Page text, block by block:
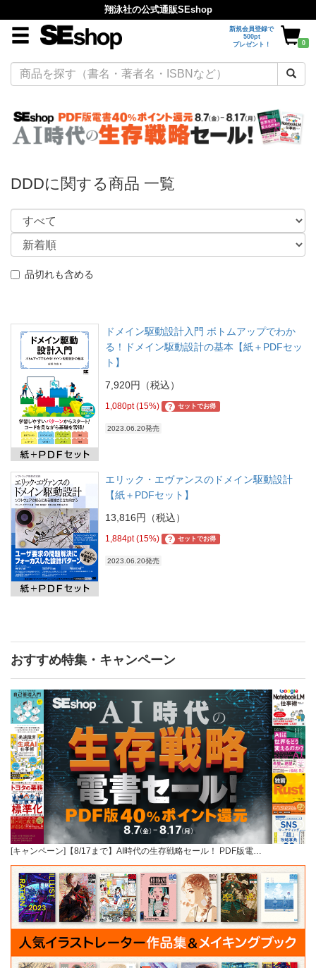
翔泳社の公式通販SEshop
新規会員登録で
500pt
プレゼント！
0
DDDに関する商品 一覧
品切れも含める
ドメイン駆動設計入門 ボトムアップでわか
る！ドメイン駆動設計の基本【紙＋PDFセッ
ト】
7,920円（税込）
1,080pt (15%) ? セットでお得
2023.06.20発売
エリック・エヴァンスのドメイン駆動設計
【紙＋PDFセット】
13,816円（税込）
1,884pt (15%) ? セットでお得
2023.06.20発売
おすすめ特集・キャンペーン
[キャンペーン]【8/17まで】AI時代の生存戦略セール！ PDF版電…